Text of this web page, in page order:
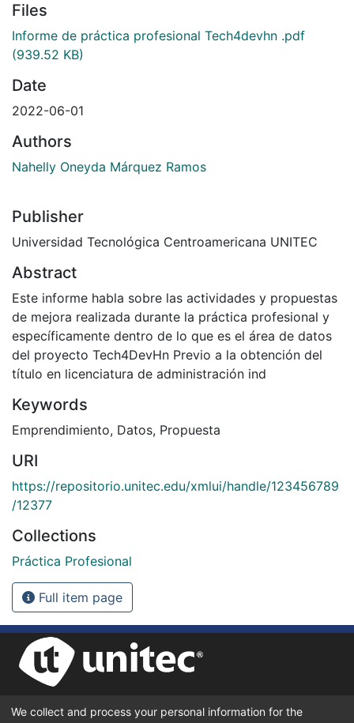
Files
Informe de práctica profesional Tech4devhn .pdf
(939.52 KB)
Date
2022-06-01
Authors
Nahelly Oneyda Márquez Ramos
Publisher
Universidad Tecnológica Centroamericana UNITEC
Abstract
Este informe habla sobre las actividades y propuestas
de mejora realizada durante la práctica profesional y
específicamente dentro de lo que es el área de datos
del proyecto Tech4DevHn Previo a la obtención del
título en licenciatura de administración ind
Keywords
Emprendimiento, Datos, Propuesta
URI
https://repositorio.unitec.edu/xmlui/handle/123456789
/12377
Collections
Práctica Profesional
Full item page
UNIVERSIDAD TECNOLÓGICA CENTROAMERICANA UNITEC
We collect and process your personal information for the